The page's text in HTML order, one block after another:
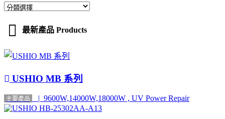
最新產品 Products
USHIO MB 系列
主要產品 | 9600W,14000W,18000W , UV Power Repair